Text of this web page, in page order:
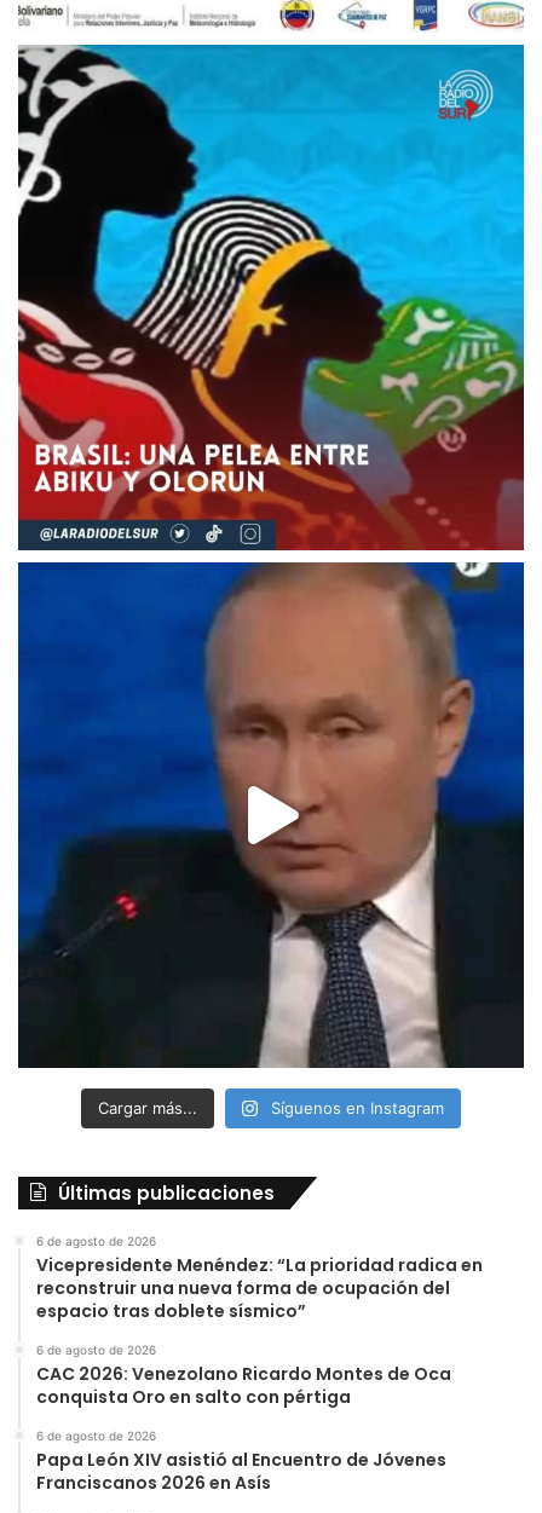
Cargar más... Síguenos en Instagram
Últimas publicaciones
6 de agosto de 2026
Vicepresidente Menéndez: “La prioridad radica en
reconstruir una nueva forma de ocupación del
espacio tras doblete sísmico”
6 de agosto de 2026
CAC 2026: Venezolano Ricardo Montes de Oca
conquista Oro en salto con pértiga
6 de agosto de 2026
Papa León XIV asistió al Encuentro de Jóvenes
Franciscanos 2026 en Asís